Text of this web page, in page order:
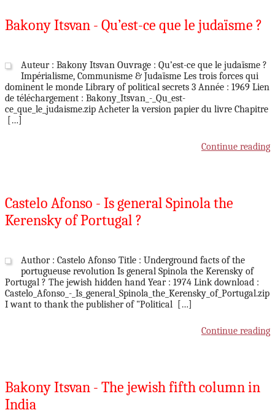
Bakony Itsvan - Qu’est-ce que le judaïsme ?
Auteur : Bakony Itsvan Ouvrage : Qu’est-ce que le judaïsme ?
Impérialisme, Communisme & Judaïsme Les trois forces qui
dominent le monde Library of political secrets 3 Année : 1969 Lien
de téléchargement : Bakony_Itsvan_-_Qu_est-
ce_que_le_judaisme.zip Acheter la version papier du livre Chapitre
[…]
Continue reading
Castelo Afonso - Is general Spinola the
Kerensky of Portugal ?
Author : Castelo Afonso Title : Underground facts of the
portugueuse revolution Is general Spinola the Kerensky of
Portugal ? The jewish hidden hand Year : 1974 Link download :
Castelo_Afonso_-_Is_general_Spinola_the_Kerensky_of_Portugal.zip
I want to thank the publisher of "Political […]
Continue reading
Bakony Itsvan - The jewish fifth column in
India